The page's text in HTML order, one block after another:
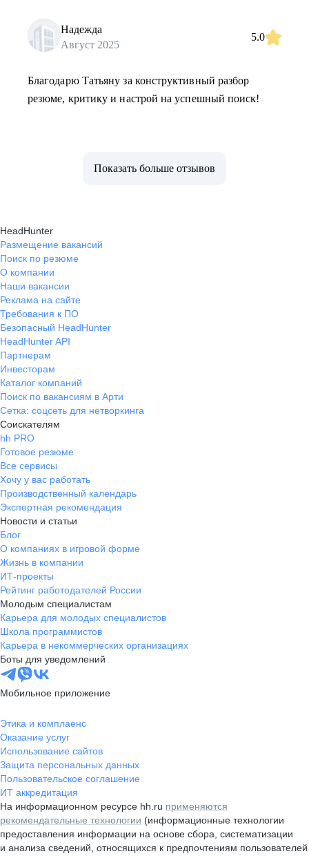
Надежда
Август 2025
5.0
Благодарю Татьяну за конструктивный разбор
резюме, критику и настрой на успешный поиск!
Показать больше отзывов
HeadHunter
Размещение вакансий
Поиск по резюме
О компании
Наши вакансии
Реклама на сайте
Требования к ПО
Безопасный HeadHunter
HeadHunter API
Партнерам
Инвесторам
Каталог компаний
Поиск по вакансиям в Арти
Сетка: соцсеть для нетворкинга
Соискателям
hh PRO
Готовое резюме
Все сервисы
Хочу у вас работать
Производственный календарь
Экспертная рекомендация
Новости и статьи
Блог
О компаниях в игровой форме
Жизнь в компании
ИТ-проекты
Рейтинг работодателей России
Молодым специалистам
Карьера для молодых специалистов
Школа программистов
Карьера в некоммерческих организациях
Боты для уведомлений
Мобильное приложение
Этика и комплаенс
Оказание услуг
Использование сайтов
Защита персональных данных
Пользовательское соглашение
ИТ аккредитация
На информационном ресурсе hh.ru применяются
рекомендательные технологии (информационные технологии
предоставления информации на основе сбора, систематизации
и анализа сведений, относящихся к предпочтениям пользователей